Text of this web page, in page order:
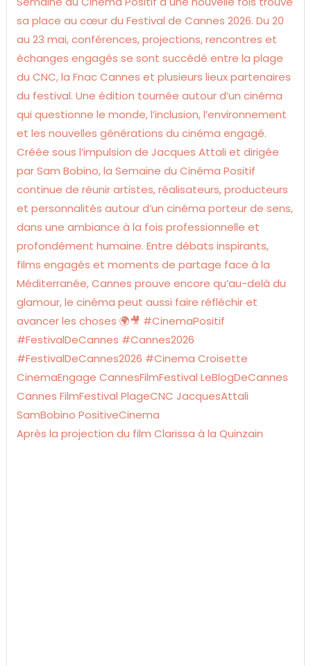
Après la projection du film Clarissa à la Quinzain